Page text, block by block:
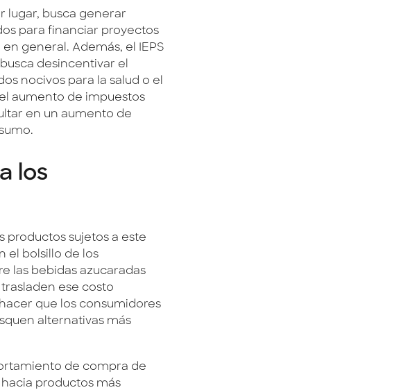
lugar, busca generar
para financiar proyectos
general. Además, el IEPS
desincentivar el
nocivos para la salud o el
aumento de impuestos
en un aumento de
los
productos sujetos a este
el bolsillo de los
las bebidas azucaradas
ese costo
que los consumidores
alternativas más
de compra de
productos más